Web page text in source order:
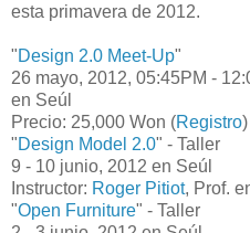
esta primavera de 2012.
"Design 2.0 Meet-Up"
26 mayo, 2012, 05:45PM -
en Seúl
Precio: 25,000 Won (Registro)
"Design Model 2.0" - Taller
9 - 10 junio, 2012 en Seúl
Instructor: Roger Pitiot, Prof.
"Open Furniture" - Taller